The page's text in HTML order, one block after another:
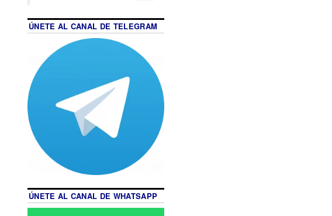
ÚNETE AL CANAL DE TELEGRAM
ÚNETE AL CANAL DE WHATSAPP